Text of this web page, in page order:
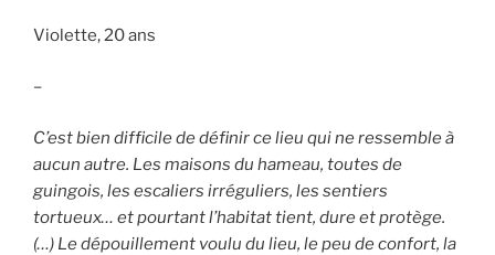
Violette, 20 ans
–
C’est bien difficile de définir ce lieu qui ne ressemble à
aucun autre. Les maisons du hameau, toutes de
guingois, les escaliers irréguliers, les sentiers
tortueux… et pourtant l’habitat tient, dure et protège.
(…) Le dépouillement voulu du lieu, le peu de confort, la